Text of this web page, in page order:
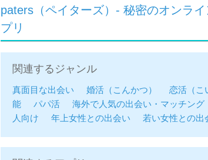
要となります。年齢確認が未完了の方はメッセ
---------------------------------------------------------
・patersではSMSによる電話番号認証が可能な
偽物のアカウントを排除するために上記に限
・patersはニックネーム制なので、本名で登録
登録した人をfacebookやSNSで特定できない
・メッセージを開始するには年齢確認を必須と
paters（ペイターズ）- 秘密のオンラ
プリ
関連するジャンル
真面目な出会い 婚活（こんかつ） 恋活（こ
能
パパ活 海外で人気の出会い・マッチング
人向け
年上女性との出会い 若い女性との出